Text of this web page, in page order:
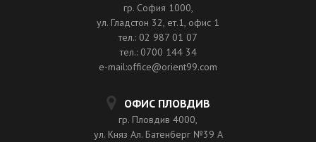
гр. София 1000,
ул. Гладстон 32, ет.1, офис 1
тел.: 02 987 01 07
тел.: 0700 144 34
e-mail:office@orient99.com
ОФИС ПЛОВДИВ
гр. Пловдив 4000,
ул. Княз Ал. Батенберг №39 A